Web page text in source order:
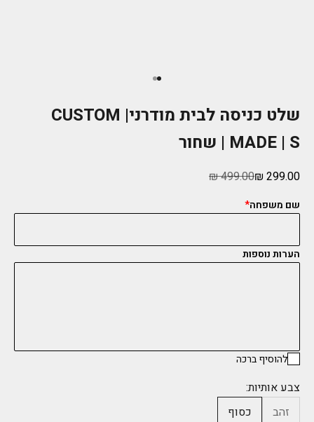
עבור לפריט 1
עבור לפריט 2
שלט כניסה לבית מודרני| CUSTOM
MADE | S | שחור
מחיר מבצע
299.00 ₪ מחיר רגיל
499.00 ₪
שם משפחה
הערות נוספות
להוסיף ברכה
צבע אותיות:
זהב
כסוף